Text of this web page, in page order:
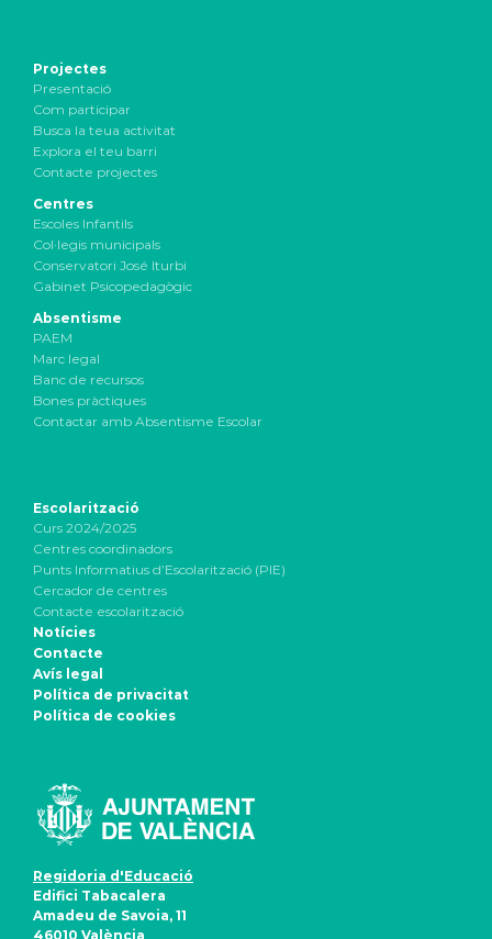
Projectes
Presentació
Com participar
Busca la teua activitat
Explora el teu barri
Contacte projectes
Centres
Escoles Infantils
Col·legis municipals
Conservatori José Iturbi
Gabinet Psicopedagògic
Absentisme
PAEM
Marc legal
Banc de recursos
Bones pràctiques
Contactar amb Absentisme Escolar
Escolarització
Curs 2024/2025
Centres coordinadors
Punts Informatius d’Escolarització (PIE)
Cercador de centres
Contacte escolarització
Notícies
Contacte
Avís legal
Política de privacitat
Política de cookies
Regidoria d'Educació
Edifici Tabacalera
Amadeu de Savoia, 11
46010 València